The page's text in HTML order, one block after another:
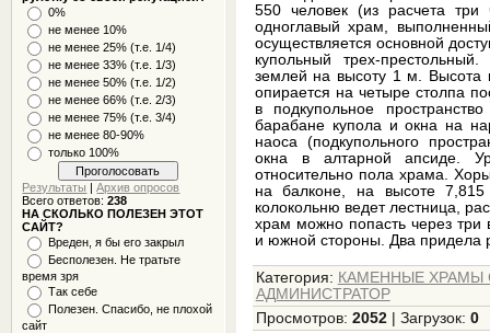
0%
не менее 10%
не менее 25% (т.е. 1/4)
не менее 33% (т.е. 1/3)
не менее 50% (т.е. 1/2)
не менее 66% (т.е. 2/3)
не менее 75% (т.е. 3/4)
не менее 80-90%
только 100%
Результаты |Архив опросов
Всего ответов:238
НА СКОЛЬКО ПОЛЕЗЕН ЭТОТ
САЙТ?
Вреден, я бы его закрыл
Бесполезен. Не тратьте
время зря
Так себе
Полезен. Спасибо, не плохой
сайт
550 человек (из расчета
одноглавый храм,
осуществляется основной
купольный трех-
землей на высоту 1 м. Высота
опирается на четыре столпа
в подкупольное
барабане купола и окна на
наоса (подкупольного
окна в алтарной апсиде.
относительно пола храма.
на балконе, на высоте
колокольню ведет лестница,
храм можно попасть через три
и южной стороны. Два придела
Категория: КАМЕННЫЕ ХРАМЫ
АДМИНИСТРАТОР
Просмотров: 2052| Загрузок: 0